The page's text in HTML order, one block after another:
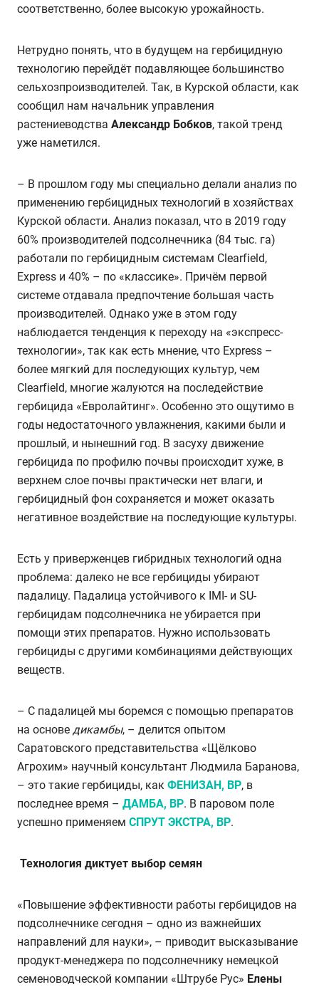
соответственно, более высокую урожайность.
Нетрудно понять, что в будущем на гербицидную
технологию перейдёт подавляющее большинство
сельхозпроизводителей. Так, в Курской области, как
сообщил нам начальник управления
растениеводства Александр Бобков, такой тренд
уже наметился.
– В прошлом году мы специально делали анализ по
применению гербицидных технологий в хозяйствах
Курской области. Анализ показал, что в 2019 году
60% производителей подсолнечника (84 тыс. га)
работали по гербицидным системам Clearfield,
Express и 40% – по «классике». Причём первой
системе отдавала предпочтение большая часть
производителей. Однако уже в этом году
наблюдается тенденция к переходу на «экспресс-
технологии», так как есть мнение, что Express –
более мягкий для последующих культур, чем
Clearfield, многие жалуются на последействие
гербицида «Евролайтинг». Особенно это ощутимо в
годы недостаточного увлажнения, какими были и
прошлый, и нынешний год. В засуху движение
гербицида по профилю почвы происходит хуже, в
верхнем слое почвы практически нет влаги, и
гербицидный фон сохраняется и может оказать
негативное воздействие на последующие культуры.
Есть у приверженцев гибридных технологий одна
проблема: далеко не все гербициды убирают
падалицу. Падалица устойчивого к IMI- и SU-
гербицидам подсолнечника не убирается при
помощи этих препаратов. Нужно использовать
гербициды с другими комбинациями действующих
веществ.
– С падалицей мы боремся с помощью препаратов
на основе дикамбы, – делится опытом
Саратовского представительства «Щёлково
Агрохим» научный консультант Людмила Баранова,
– это такие гербициды, как ФЕНИЗАН, ВР, в
последнее время – ДАМБА, ВР. В паровом поле
успешно применяем СПРУТ ЭКСТРА, ВР.
Технология диктует выбор семян
«Повышение эффективности работы гербицидов на
подсолнечнике сегодня – одно из важнейших
направлений для науки», – приводит высказывание
продукт-менеджера по подсолнечнику немецкой
семеноводческой компании «Штрубе Рус» Елены